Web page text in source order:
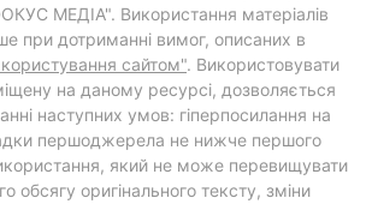
МЕДІА". Використання матеріалів
при дотриманні вимог, описаних в
сайтом". Використовувати
на даному ресурсі, дозволяється
наступних умов: гіперпосилання на
першоджерела не нижче першого
який не може перевищувати
обсягу оригінального тексту, зміни